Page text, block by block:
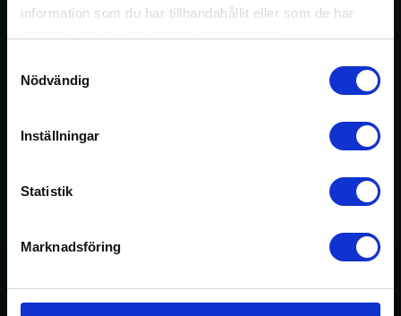
information som du har tillhandahållit eller som de har
Nödvändig
Inställningar
Statistik
Marknadsföring
Hör av dig till oss så får du mer information om vad vi kan hjälpa dig
med. Självklart erbjuder vi kostnadsfria offerter.